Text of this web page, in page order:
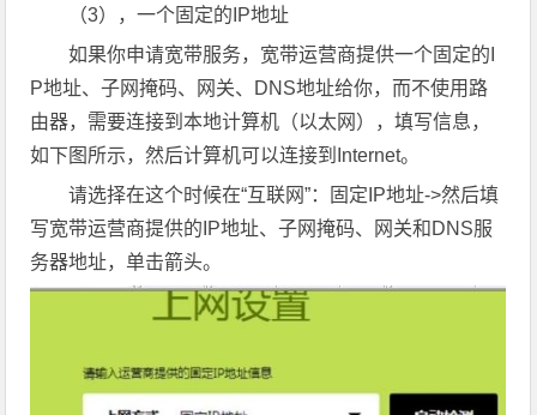
（3），一个固定的IP地址
如果你申请宽带服务，宽带运营商提供一个固定的I
P地址、子网掩码、网关、DNS地址给你，而不使用路
由器，需要连接到本地计算机（以太网），填写信息，
如下图所示，然后计算机可以连接到Internet。
请选择在这个时候在“互联网”：固定IP地址->然后填
写宽带运营商提供的IP地址、子网掩码、网关和DNS服
务器地址，单击箭头。